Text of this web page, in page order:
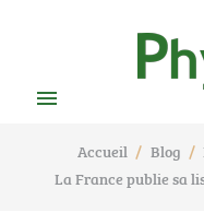

Accueil Blog
La France publie sa